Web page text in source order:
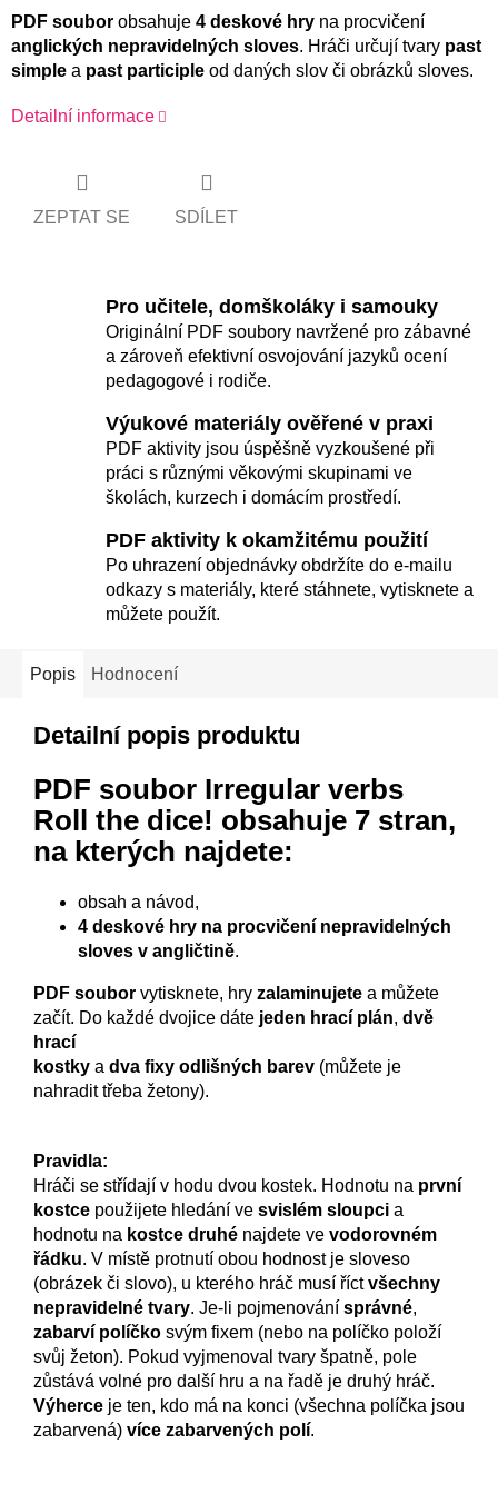
PDF soubor obsahuje 4 deskové hry na procvičení
anglických nepravidelných sloves. Hráči určují tvary past
simple a past participle od daných slov či obrázků sloves.
Detailní informace
ZEPTAT SE SDÍLET
Pro učitele, domškoláky i samouky
Originální PDF soubory navržené pro zábavné
a zároveň efektivní osvojování jazyků ocení
pedagogové i rodiče.
Výukové materiály ověřené v praxi
PDF aktivity jsou úspěšně vyzkoušené při
práci s různými věkovými skupinami ve
školách, kurzech i domácím prostředí.
PDF aktivity k okamžitému použití
Po uhrazení objednávky obdržíte do e-mailu
odkazy s materiály, které stáhnete, vytisknete a
můžete použít.
Popis Hodnocení
Detailní popis produktu
PDF soubor Irregular verbs
Roll the dice! obsahuje 7 stran,
na kterých najdete:
obsah a návod,
4 deskové hry na procvičení nepravidelných
sloves v angličtině.
PDF soubor vytisknete, hry zalaminujete a můžete
začít. Do každé dvojice dáte jeden hrací plán, dvě
hrací
kostky a dva fixy odlišných barev (můžete je
nahradit třeba žetony).
Pravidla:
Hráči se střídají v hodu dvou kostek. Hodnotu na první
kostce použijete hledání ve svislém sloupci a
hodnotu na kostce druhé najdete ve vodorovném
řádku. V místě protnutí obou hodnost je sloveso
(obrázek či slovo), u kterého hráč musí říctvšechny
nepravidelné tvary. Je-li pojmenování správné,
zabarví políčko svým fixem (nebo na políčko položí
svůj žeton). Pokud vyjmenoval tvary špatně, pole
zůstává volné pro další hru a na řadě je druhý hráč.
Výherce je ten, kdo má na konci (všechna políčka jsou
zabarvená) více zabarvených polí.